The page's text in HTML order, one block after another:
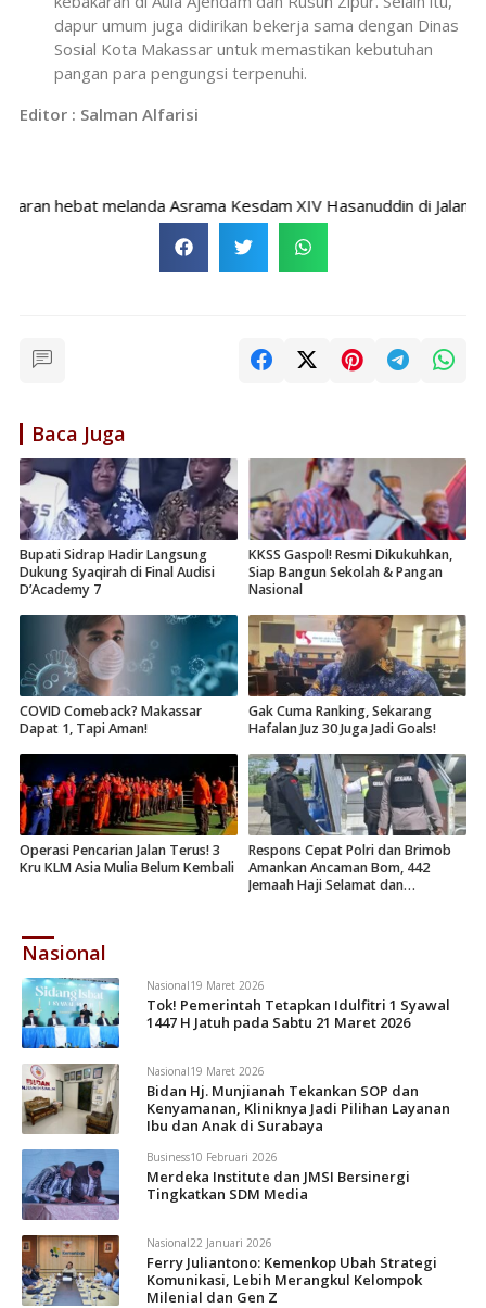
dapur umum juga didirikan bekerja sama dengan Dinas
Sosial Kota Makassar untuk memastikan kebutuhan
pangan para pengungsi terpenuhi.
Editor : Salman Alfarisi
hebat melanda Asrama Kesdam XIV Hasanuddin di Jalan
Baca Juga
Bupati Sidrap Hadir Langsung
Dukung Syaqirah di Final Audisi
D’Academy 7
KKSS Gaspol! Resmi Dikukuhkan,
Siap Bangun Sekolah & Pangan
Nasional
COVID Comeback? Makassar
Dapat 1, Tapi Aman!
Gak Cuma Ranking, Sekarang
Hafalan Juz 30 Juga Jadi Goals!
Operasi Pencarian Jalan Terus! 3
Kru KLM Asia Mulia Belum Kembali
Respons Cepat Polri dan Brimob
Amankan Ancaman Bom, 442
Jemaah Haji Selamat dan
Nasional
Nasional19 Maret 2026
Tok! Pemerintah Tetapkan Idulfitri 1 Syawal
1447 H Jatuh pada Sabtu 21 Maret 2026
Nasional19 Maret 2026
Bidan Hj. Munjianah Tekankan SOP dan
Kenyamanan, Kliniknya Jadi Pilihan Layanan
Ibu dan Anak di Surabaya
Business10 Februari 2026
Merdeka Institute dan JMSI Bersinergi
Tingkatkan SDM Media
Nasional22 Januari 2026
Ferry Juliantono: Kemenkop Ubah Strategi
Komunikasi, Lebih Merangkul Kelompok
Milenial dan Gen Z